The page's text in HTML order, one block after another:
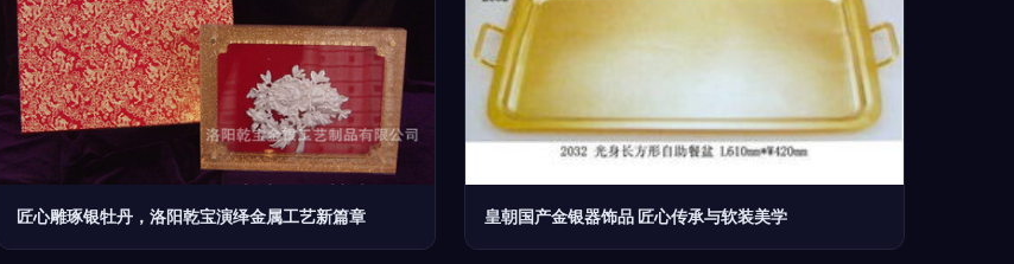
匠心雕琢银牡丹，洛阳乾宝演绎金属工艺新篇章 皇朝国产金银器饰品 匠心传承与软装美学